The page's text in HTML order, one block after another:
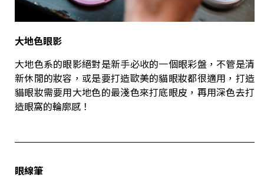
大地色眼影
大地色系的眼影絕對是新手必收的一個眼彩盤，不管是清
新休閒的妝容，或是要打造歐美的貓眼妝都很適用，打造
貓眼妝需要用大地色的最淺色來打底眼皮，再用深色去打
造眼窩的輪廓感！
眼線筆